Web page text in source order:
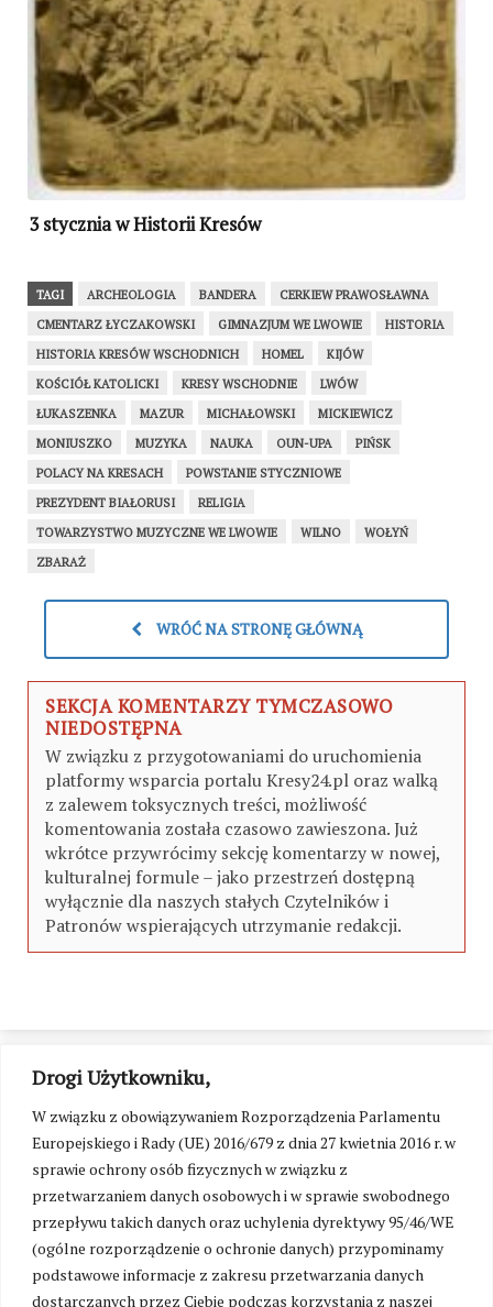
Drogi Użytkowniku,
W związku z obowiązywaniem Rozporządzenia Parlamentu
Europejskiego i Rady (UE) 2016/679 z dnia 27 kwietnia 2016 r. w
sprawie ochrony osób fizycznych w związku z
przetwarzaniem danych osobowych i w sprawie swobodnego
przepływu takich danych oraz uchylenia dyrektywy 95/46/WE
(ogólne rozporządzenie o ochronie danych) przypominamy
podstawowe informacje z zakresu przetwarzania danych
dostarczanych przez Ciebie podczas korzystania z naszej
3 stycznia w Historii Kresów
TAGI ARCHEOLOGIA BANDERA
CERKIEW PRAWOSŁAWNA
CMENTARZ ŁYCZAKOWSKI
GIMNAZJUM WE LWOWIE
HISTORIA
HISTORIA KRESÓW WSCHODNICH
HOMEL
KIJÓW
KOŚCIÓŁ KATOLICKI
KRESY WSCHODNIE
LWÓW
ŁUKASZENKA
MAZUR MICHAŁOWSKI
MICKIEWICZ
MONIUSZKO
MUZYKA NAUKA OUN-UPA
PIŃSK
POLACY NA KRESACH
POWSTANIE STYCZNIOWE
PREZYDENT BIAŁORUSI
RELIGIA
TOWARZYSTWO MUZYCZNE WE LWOWIE
WILNO
WOŁYŃ
ZBARAŻ
WRÓĆ NA STRONĘ GŁÓWNĄ
SEKCJA KOMENTARZY TYMCZASOWO
NIEDOSTĘPNA
W związku z przygotowaniami do uruchomienia
platformy wsparcia portalu Kresy24.pl oraz walką
z zalewem toksycznych treści, możliwość
komentowania została czasowo zawieszona. Już
wkrótce przywrócimy sekcję komentarzy w nowej,
kulturalnej formule – jako przestrzeń dostępną
wyłącznie dla naszych stałych Czytelników i
Patronów wspierających utrzymanie redakcji.